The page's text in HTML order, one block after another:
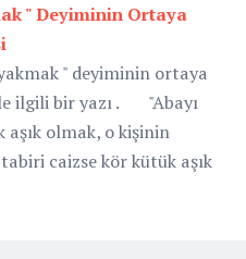
" Deyiminin Ortaya
" deyiminin ortaya
ile ilgili bir yazı . "Abayı
olmak, o kişinin
caizse kör kütük aşık